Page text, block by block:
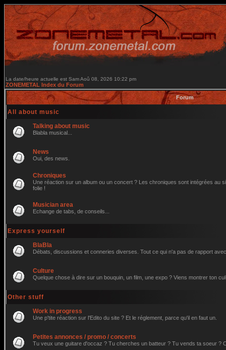
La date/heure actuelle est Sam Aoû 08, 2026 10:22 pm
ZONEMETAL Index du Forum
Forum
All about music
Talking about music
Blabla musical...
News
Oui, des news.
Chroniques
Une réaction sur un album ou un concert ? Les chroniques sont intégrées au
folie !
Musician area
Echange de tabs, de conseils...
Express yourself
BlaBla
Débats, discussions et conneries diverses. Tout ce qui n'a pas de rapport
Culture
Quelque chose à dire sur un bouquin, un film, une expo ? Viens montrer ton
Other stuff
Work in progress
Une p'tite réaction sur l'Edito du site ? Et le réglement, parce qu'il en faut un.
Petites annonces / promo / concerts
Tu veux une guitare d'occaz ? Tu cherches un batteur ? Tu vends ta soeur ?